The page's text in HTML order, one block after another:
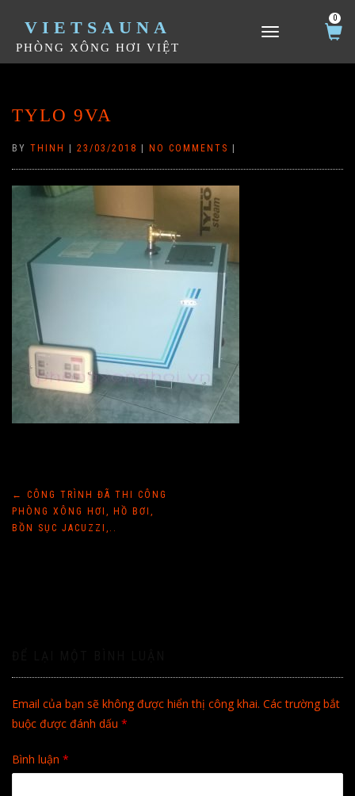
VIETSAUNA
PHÒNG XÔNG HƠI VIỆT
TOGGLE NAVIGATION
0
TYLO 9VA
BY THINH 23/03/2018 NO COMMENTS
Điều
hướng
←
CÔNG TRÌNH ĐÃ THI CÔNG
PHÒNG XÔNG HƠI, HỒ BƠI,
BỒN SỤC JACUZZI,..
Email của bạn sẽ không được hiển thị công khai. Các trường bắt
buộc được đánh dấu *
Bình luận *